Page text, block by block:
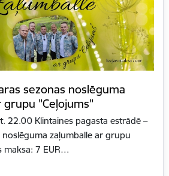
sezonas noslēguma
grupu "Ceļojums"
22.00 Klintaines pagasta estrādē –
noslēguma zaļumballe ar grupu
maksa: 7 EUR…